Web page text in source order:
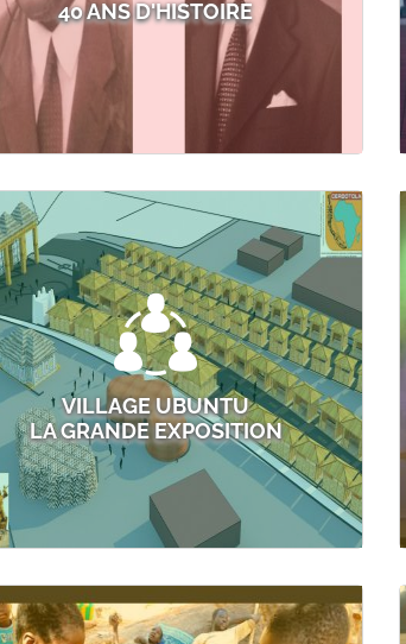
40 ANS D'HISTOIRE
VILLAGE UBUNTU
LA GRANDE EXPOSITION